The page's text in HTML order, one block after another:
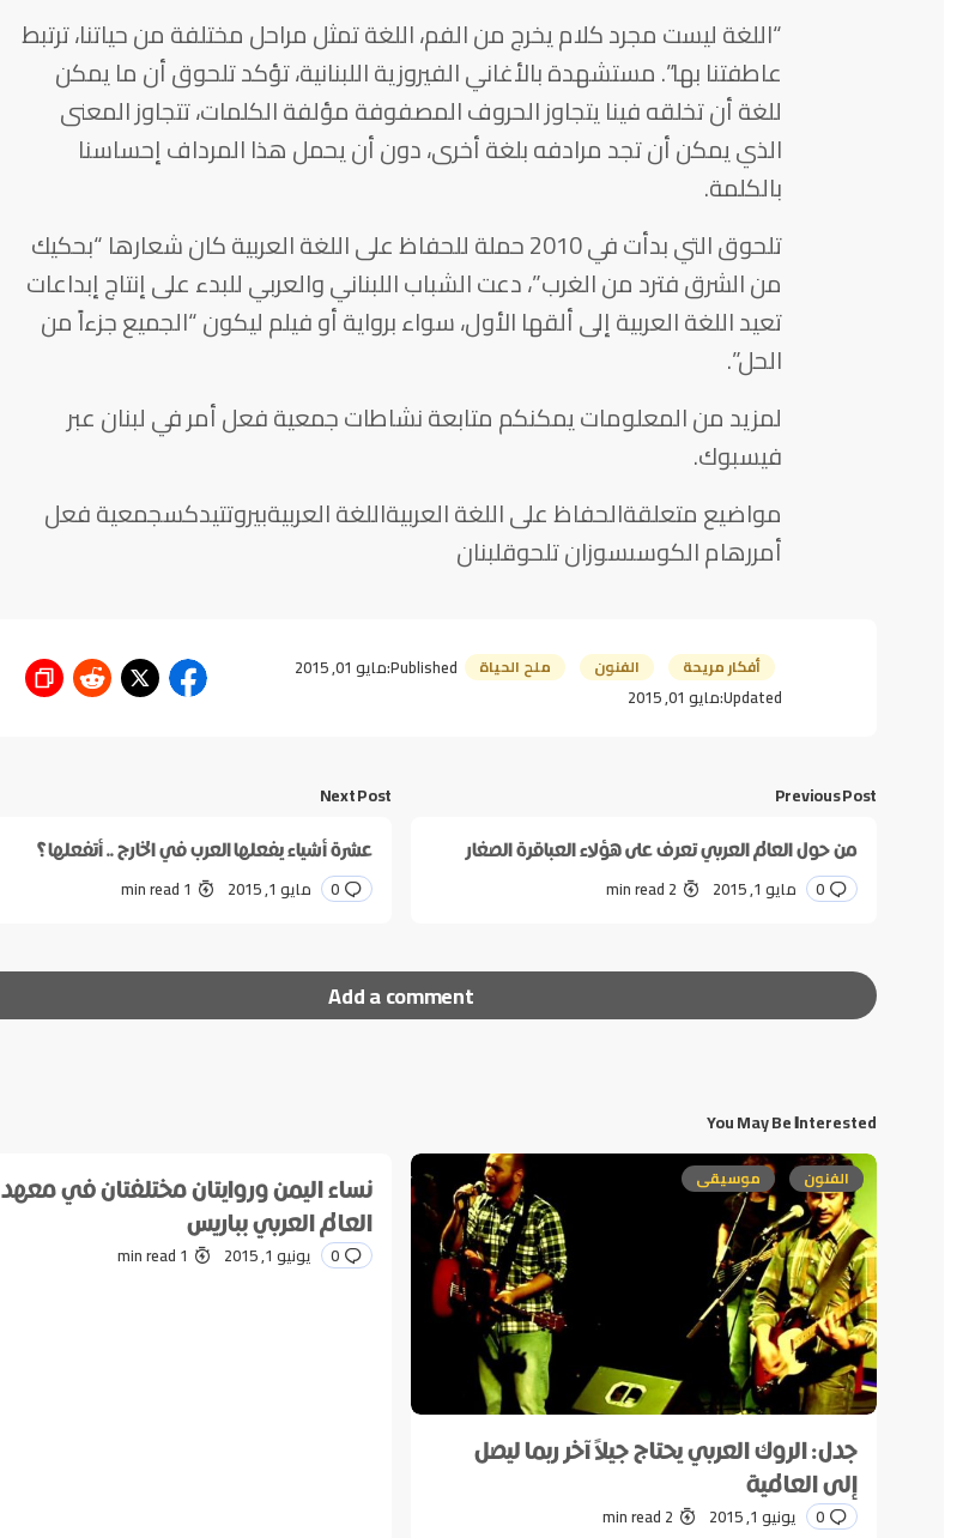
“اللغة ليست مجرد كلام يخرج من الفم، اللغة تمثل مراحل مختلفة من حياتنا، ترتبط
عاطفتنا بها”. مستشهدة بالأغاني الفيروزية اللبنانية، تؤكد تلحوق أن ما يمكن
للغة أن تخلقه فينا يتجاوز الحروف المصفوفة مؤلفة الكلمات، تتجاوز المعنى
الذي يمكن أن تجد مرادفه بلغة أخرى، دون أن يحمل هذا المرداف إحساسنا
بالكلمة.
تلحوق التي بدأت في 2010 حملة للحفاظ على اللغة العربية كان شعارها “بحكيك
من الشرق فترد من الغرب”، دعت الشباب اللبناني والعربي للبدء على إنتاج إبداعات
تعيد اللغة العربية إلى ألقها الأول، سواء برواية أو فيلم ليكون “الجميع جزءاً من
الحل”.
لمزيد من المعلومات يمكنكم متابعة نشاطات جمعية فعل أمر في لبنان عبر
فيسبوك.
مواضيع متعلقةالحفاظ على اللغة العربيةاللغة العربيةبيروتتيدكسجمعية فعل
أمررهام الكوسىسوزان تلحوقلبنان
أفكار مريحة الفنون ملح الحياة Published:مايو 01, 2015
Updated:مايو 01, 2015
Previous Post
من حول العالم العربي تعرف على هؤلاء العباقرة الصغار
0 مايو 1, 2015 2 min read
Next Post
عشرة أشياء يفعلها العرب في الخارج .. أتفعلها؟
0 مايو 1, 2015 1 min read
Add a comment
لن يتم نشر عنوان بريدك الإلكتروني.
Message
*
Name
*
You May Be Interested
الفنون موسيقى
جدل: الروك العربي يحتاج جيلاً آخر ربما ليصل
إلى العالمية
0 يونيو 1, 2015 2 min read
نساء اليمن وروايتان مختلفتان في معهد
العالم العربي بباريس
0 يونيو 1, 2015 1 min read